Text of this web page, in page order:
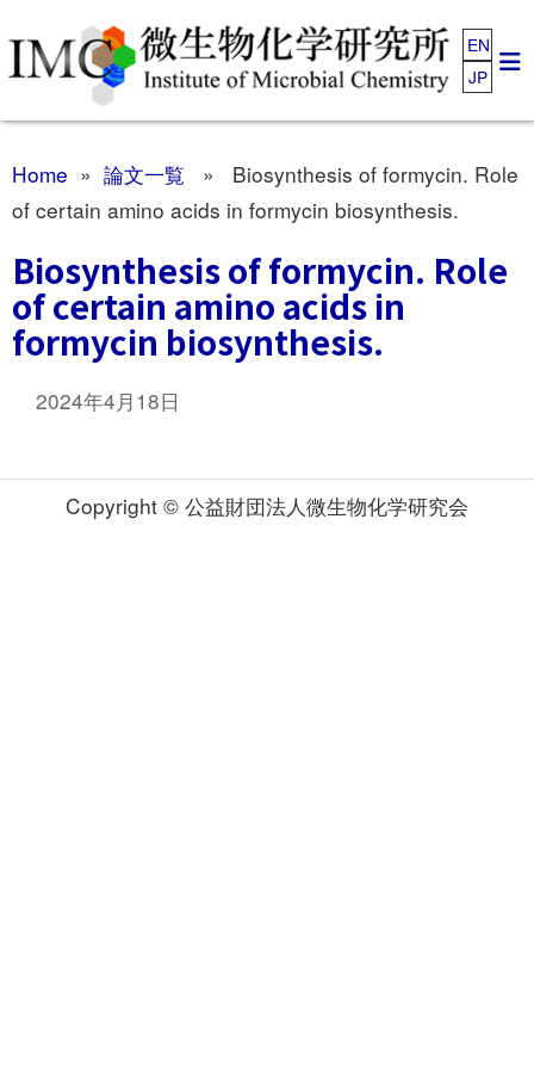
EN
JP
Home » 論文一覧 » Biosynthesis of formycin. Role
of certain amino acids in formycin biosynthesis.
Biosynthesis of formycin. Role
of certain amino acids in
formycin biosynthesis.
2024年4月18日
Copyright © 公益財団法人微生物化学研究会